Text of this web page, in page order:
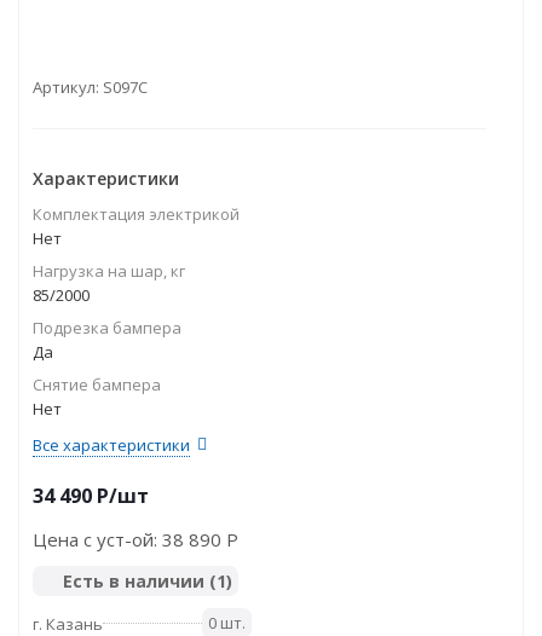
Артикул: S097C
Характеристики
Комплектация электрикой
Нет
Нагрузка на шар, кг
85/2000
Подрезка бампера
Да
Снятие бампера
Нет
Все характеристики
34 490 P/шт
Цена с уст-ой: 38 890 P
Есть в наличии (1)
г. Казань
0 шт.